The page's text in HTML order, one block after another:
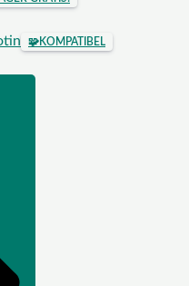
🧩KOMPATIBEL